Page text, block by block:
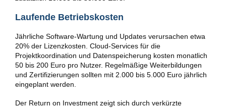
Laufende Betriebskosten
Jährliche Software-Wartung und Updates verursachen etwa
20% der Lizenzkosten. Cloud-Services für die
Projektkoordination und Datenspeicherung kosten monatlich
50 bis 200 Euro pro Nutzer. Regelmäßige Weiterbildungen
und Zertifizierungen sollten mit 2.000 bis 5.000 Euro jährlich
eingeplant werden.
Der Return on Investment zeigt sich durch verkürzte